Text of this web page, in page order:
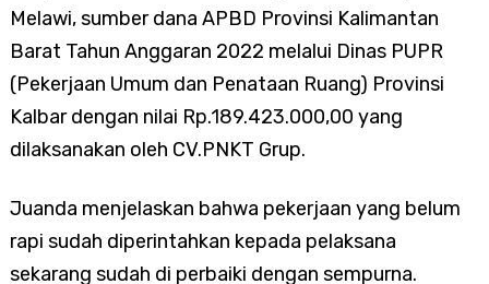
Melawi, sumber dana APBD Provinsi Kalimantan
Barat Tahun Anggaran 2022 melalui Dinas PUPR
(Pekerjaan Umum dan Penataan Ruang) Provinsi
Kalbar dengan nilai Rp.189.423.000,00 yang
dilaksanakan oleh CV.PNKT Grup.
Juanda menjelaskan bahwa pekerjaan yang belum
rapi sudah diperintahkan kepada pelaksana
sekarang sudah di perbaiki dengan sempurna.